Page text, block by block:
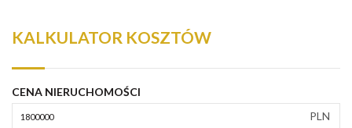
KALKULATOR KOSZTÓW
CENA NIERUCHOMOŚCI
PLN